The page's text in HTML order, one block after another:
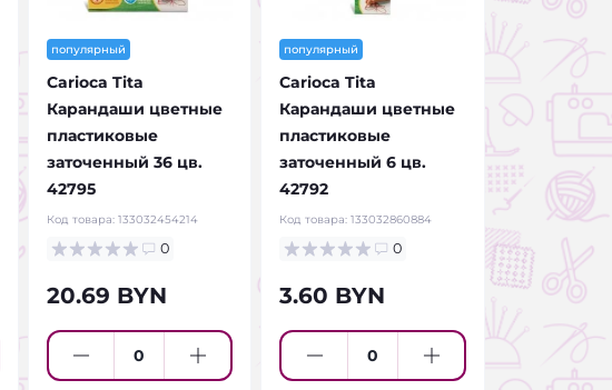
популярный
Carioca Tita
Карандаши цветные
пластиковые
заточенный 36 цв.
42795
Код товара: 133032454214
0
20.69 BYN
популярный
Carioca Tita
Карандаши цветные
пластиковые
заточенный 6 цв.
42792
Код товара:133032860884
0
3.60 BYN